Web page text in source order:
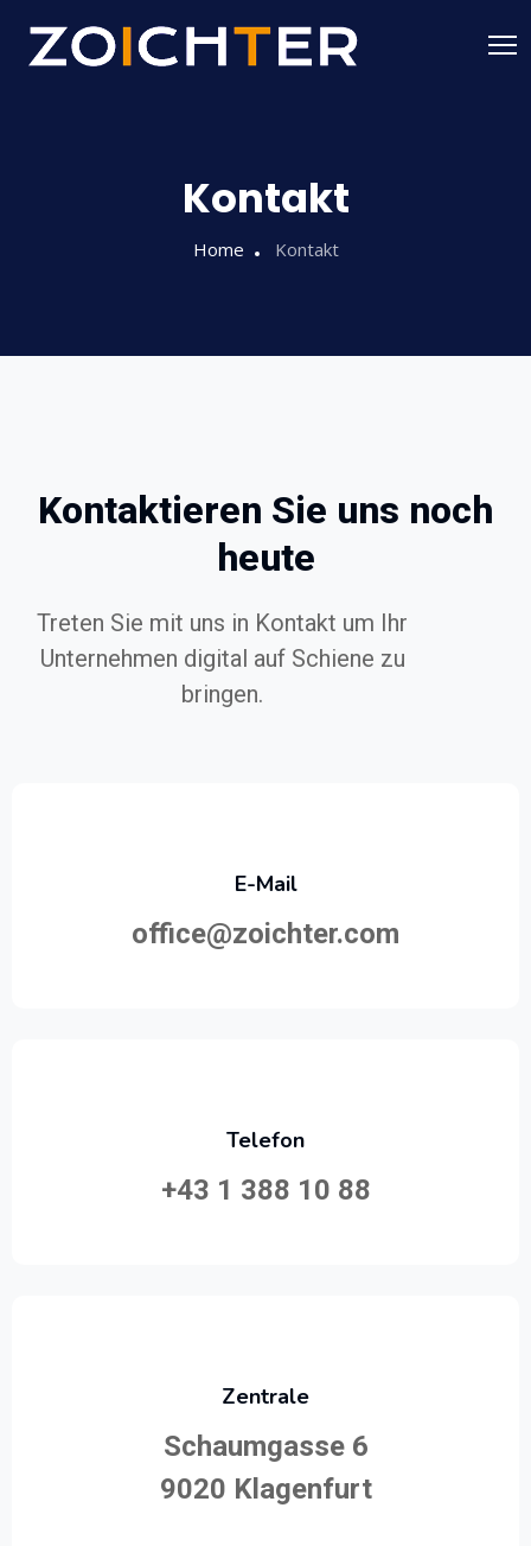
Kontakt
Home Kontakt
Kontaktieren Sie uns noch
heute
Treten Sie mit uns in Kontakt um Ihr
Unternehmen digital auf Schiene zu
bringen.
E-Mail
office@zoichter.com
Telefon
+43 1 388 10 88
Zentrale
Schaumgasse 6
9020 Klagenfurt